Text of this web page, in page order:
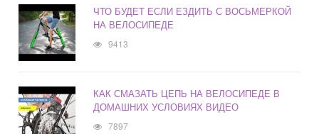
ЧТО БУДЕТ ЕСЛИ ЕЗДИТЬ С ВОСЬМЕРКОЙ
НА ВЕЛОСИПЕДЕ
9413
КАК СМАЗАТЬ ЦЕПЬ НА ВЕЛОСИПЕДЕ В
ДОМАШНИХ УСЛОВИЯХ ВИДЕО
7897